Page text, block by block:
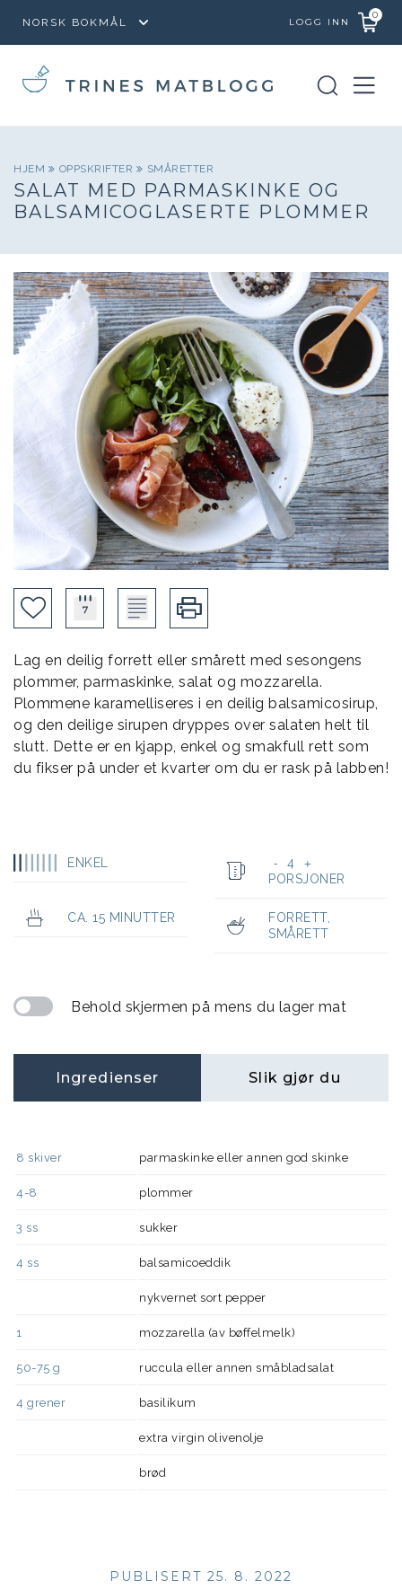
LOGG INN
0
HJEM OPPSKRIFTER SMÅRETTER
SALAT MED PARMASKINKE OG
BALSAMICOGLASERTE PLOMMER
Lag en deilig forrett eller smårett med sesongens
plommer, parmaskinke, salat og mozzarella.
Plommene karamelliseres i en deilig balsamicosirup,
og den deilige sirupen dryppes over salaten helt til
slutt. Dette er en kjapp, enkel og smakfull rett som
du fikser på under et kvarter om du er rask på labben!
ENKEL - 4 +
PORSJONER
CA. 15 MINUTTER FORRETT,
SMÅRETT
Behold skjermen på mens du lager mat
Ingredienser Slik gjør du
8 skiver parmaskinke eller annen god skinke
4-8 plommer
3 ss sukker
4 ss balsamicoeddik
nykvernet sort pepper
1 mozzarella (av bøffelmelk)
50-75 g ruccula eller annen småbladsalat
4 grener basilikum
extra virgin olivenolje
brød
PUBLISERT 25. 8. 2022